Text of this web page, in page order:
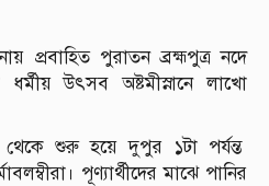
প্রবাহিত পুরাতন ব্রহ্মপুত্র নদে
ধর্মীয় উৎসব অষ্টমীস্নানে লাখো
শুরু হয়ে দুপুর ১টা পর্যন্ত
পূণ্যার্থীদের মাঝে পানির